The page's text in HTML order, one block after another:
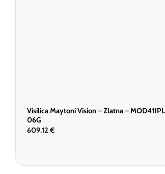
Visilica Maytoni Vision – Zlatna –
06G
609,12 €